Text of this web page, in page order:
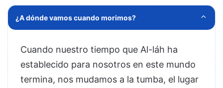
¿A dónde vamos cuando morimos?
Cuando nuestro tiempo que Al-láh ha
establecido para nosotros en este mundo
termina, nos mudamos a la tumba, el lugar